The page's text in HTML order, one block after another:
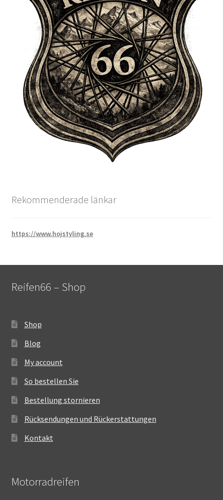
Rekommenderade länkar
https://www.hojstyling.se
Reifen66 – Shop
Shop
Blog
My account
So bestellen Sie
Bestellung stornieren
Rücksendungen und Rückerstattungen
Kontakt
Motorradreifen